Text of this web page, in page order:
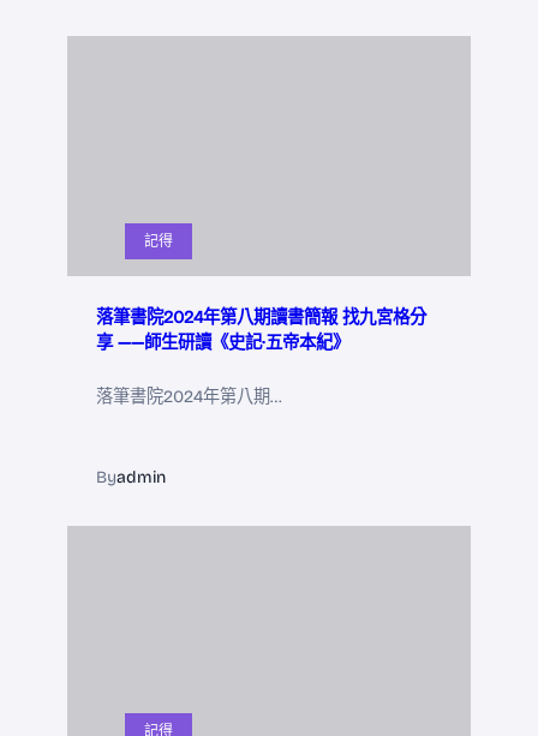
記得
落筆書院2024年第八期讀書簡報 找九宮格分
享 ——師生研讀《史記·五帝本紀》
落筆書院2024年第八期…
Byadmin
記得